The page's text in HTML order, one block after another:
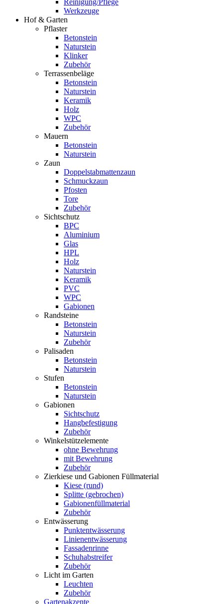
Werkzeuge
Hof & Garten
Pflaster
Betonstein
Naturstein
Klinker
Zubehör
Terrassenbeläge
Betonstein
Naturstein
Keramik
Holz
WPC
Zubehör
Mauern
Betonstein
Naturstein
Zaun
Doppelstabmattenzaun
Schmuckzaun
Pfosten
Tore
Zubehör
Sichtschutz
BPC
Aluminium
Glas
HPL
Holz
Naturstein
Keramik
PVC
WPC
Gabionen
Randsteine
Betonstein
Naturstein
Zubehör
Palisaden
Betonstein
Naturstein
Stufen
Betonstein
Naturstein
Gabionen
Sichtschutz
Hangbefestigung
Zubehör
Winkelstützelemente
ohne Bewehrung
mit Bewehrung
Zubehör
Zierkiese und Gabionen Füllmaterial
Kiese (rund)
Splitte (gebrochen)
Gabionenfüllmaterial
Zubehör
Entwässerung
Punktentwässerung
Linienentwässerung
Fassadenrinne
Schuhabstreifer
Zubehör
Licht im Garten
Leuchten
Zubehör
Gartenakzente